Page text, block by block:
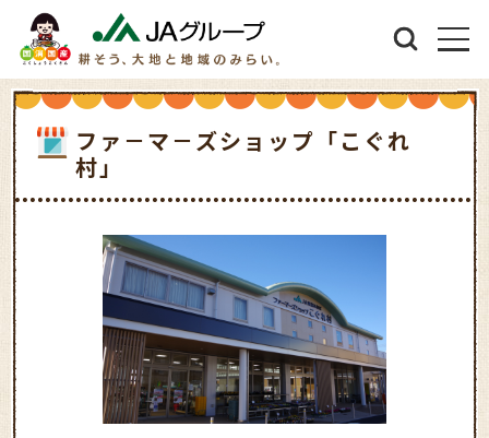
ファ－マ－ズショップ「こぐれ
村」